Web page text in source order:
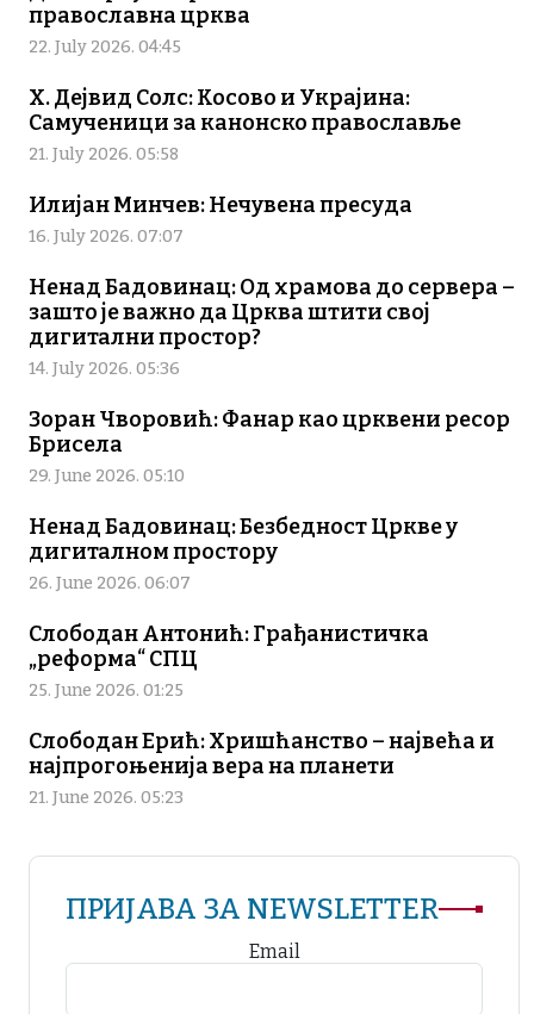
православна црква
22. July 2026. 04:45
Х. Дејвид Солс: Косово и Украјина:
Самученици за канонско православље
21. July 2026. 05:58
Илијан Минчев: Нечувена пресуда
16. July 2026. 07:07
Ненад Бадовинац: Од храмова до сервера –
зашто је важно да Црква штити свој
дигитални простор?
14. July 2026. 05:36
Зоран Чворовић: Фанар као црквени ресор
Брисела
29. June 2026. 05:10
Ненад Бадовинац: Безбедност Цркве у
дигиталном простору
26. June 2026. 06:07
Слободан Антонић: Грађанистичка
„реформа“ СПЦ
25. June 2026. 01:25
Слободан Ерић: Хришћанство – највећа и
најпрогоњенија вера на планети
21. June 2026. 05:23
ПРИЈАВА ЗА NEWSLETTER
Email